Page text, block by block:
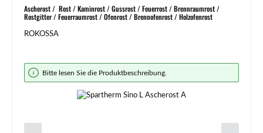
Ascherost / Rost / Kaminrost / Gussrost / Feuerrost / Brennraumrost /
Rostgitter / Feuerraumrost / Ofenrost / Brennofenrost / Holzofenrost
ROKOSSA
Bildergalerie überspringen
Bitte lesen Sie die Produktbeschreibung.